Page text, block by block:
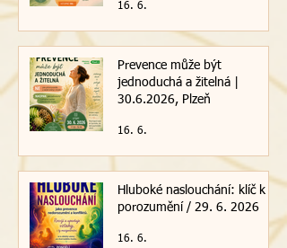
16. 6.
Prevence může být
jednoduchá a žitelná |
30.6.2026, Plzeň
16. 6.
Hluboké naslouchání: klíč k
porozumění / 29. 6. 2026
16. 6.